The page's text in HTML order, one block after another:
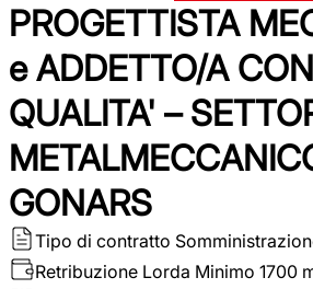
PROGETTISTA
e ADDETTO/A
QUALITA' –
GONARS
Tipo di contratto
Retribuzione Lorda Minimo 1700